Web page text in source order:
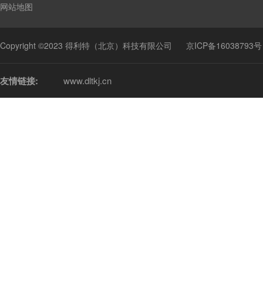
网站地图
Copyright ©2023 得利特（北京）科技有限公司 京ICP备16038793号
友情链接: www.dltkj.cn